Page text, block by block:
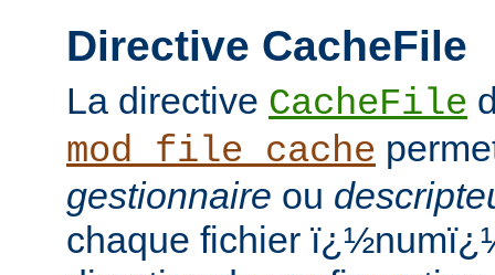
Directive CacheFile
La directive CacheFile
mod_file_cache
gestionnaire ou
chaque fichier